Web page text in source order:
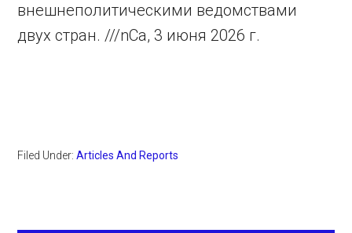
внешнеполитическими ведомствами
двух стран. ///nCa, 3 июня 2026 г.
Filed Under:Articles And Reports